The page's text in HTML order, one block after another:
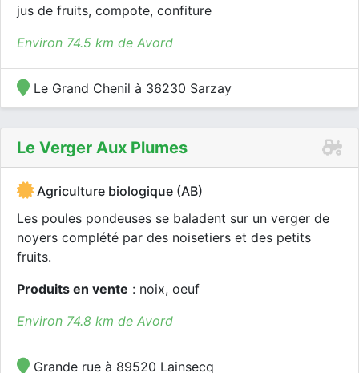
jus de fruits, compote, confiture
Environ 74.5 km de Avord
Le Grand Chenil à 36230 Sarzay
Le Verger Aux Plumes
Agriculture biologique (AB)
Les poules pondeuses se baladent sur un verger de
noyers complété par des noisetiers et des petits
fruits.
Produits en vente : noix, oeuf
Environ 74.8 km de Avord
Grande rue à 89520 Lainsecq